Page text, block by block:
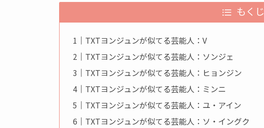
もくじ
TXTヨンジュンが似てる芸能人：V
TXTヨンジュンが似てる芸能人：ソンジェ
TXTヨンジュンが似てる芸能人：ヒョンジン
TXTヨンジュンが似てる芸能人：ミンニ
TXTヨンジュンが似てる芸能人：ユ・アイン
TXTヨンジュンが似てる芸能人：ソ・イングク